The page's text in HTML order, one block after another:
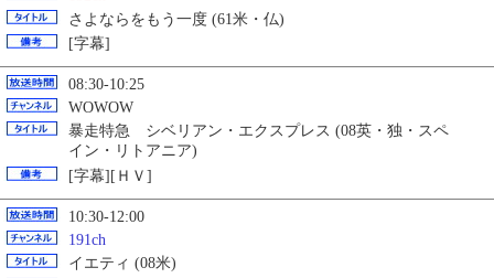
さよならをもう一度 (61米・仏)
[字幕]
08:30-10:25
WOWOW
暴走特急 シベリアン・エクスプレス (08英・独・スペ
イン・リトアニア)
[字幕][ＨＶ]
10:30-12:00
191ch
イエティ (08米)